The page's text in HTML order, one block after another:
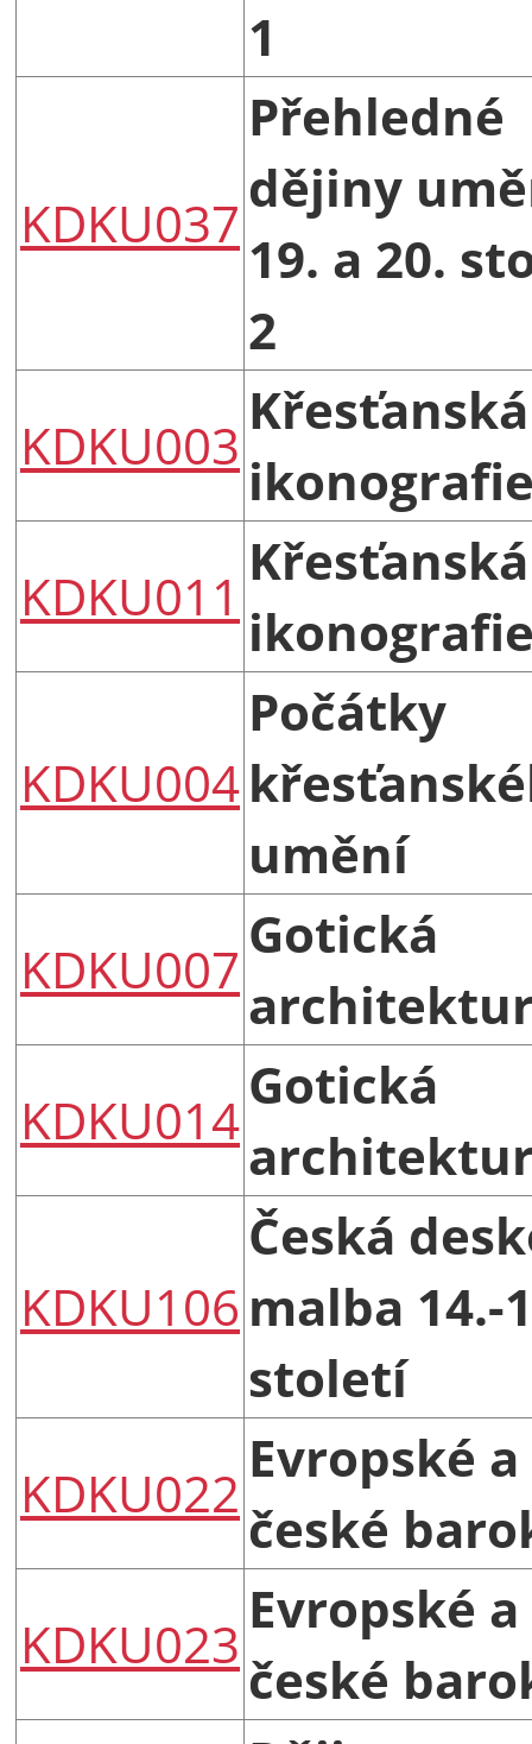
1
KDKU037
Přehledné
dějiny
19. a 20.
2
KDKU003
Křesťanská
KDKU011
Křesťanská
KDKU004
Počátky
umění
KDKU007
Gotická
KDKU014
Gotická
KDKU106
Česká
malba 14.-
století
KDKU022
Evropské a
české
KDKU023
Evropské a
české